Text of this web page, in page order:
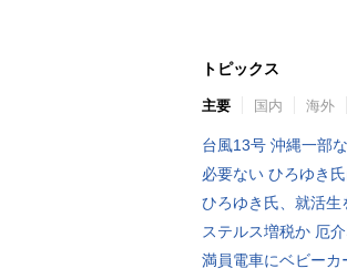
トピックス
主要 国内 海外
台風13号 沖縄一部
必要ない ひろゆき
ひろゆき氏、就活生
ステルス増税か 厄
満員電車にベビーカ